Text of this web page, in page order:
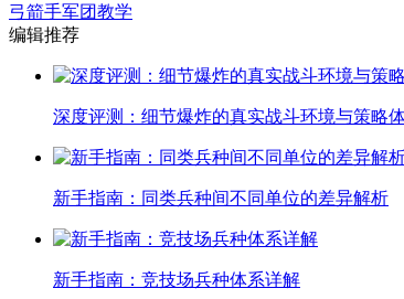
弓箭手军团教学
编辑推荐
深度评测：细节爆炸的真实战斗环境与策略
新手指南：同类兵种间不同单位的差异解析
新手指南：竞技场兵种体系详解